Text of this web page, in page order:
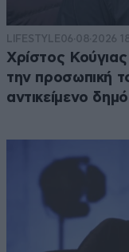
LIFESTYLE06·08·2026
Χρίστος
την προσωπική
αντικείμενο